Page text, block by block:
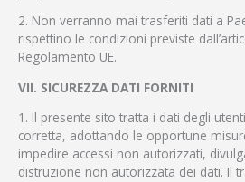
2. Non verranno mai trasferiti dati a
rispettino le condizioni previste
Regolamento UE.
VII. SICUREZZA DATI FORNITI
1. Il presente sito tratta i dati degli
corretta, adottando le opportune
impedire accessi non autorizzati,
distruzione non autorizzata dei dati. Il